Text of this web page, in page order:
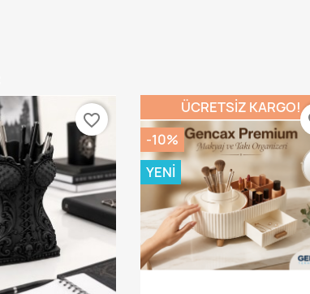
favorite_border
ÜCRETSIZ KARGO!
-10%
YENI